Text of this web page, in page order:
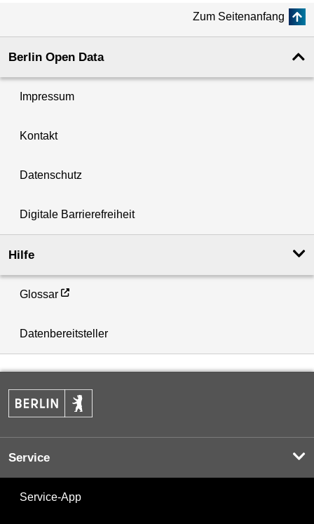
Zum Seitenanfang
Berlin Open Data
Impressum
Kontakt
Datenschutz
Digitale Barrierefreiheit
Hilfe
Glossar
Datenbereitsteller
Service
Service-App